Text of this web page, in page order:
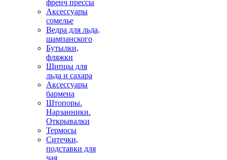
френч прессы
Аксессуары
сомелье
Ведра для льда,
шампанского
Бутылки,
фляжки
Щипцы для
льда и сахара
Аксессуары
бармена
Штопоры.
Нарзанники.
Открывалки
Термосы
Ситечки,
подставки для
чая